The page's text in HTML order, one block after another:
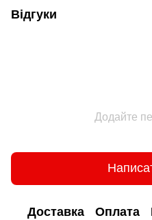
Відгуки
Додайте
Доставка Оплата